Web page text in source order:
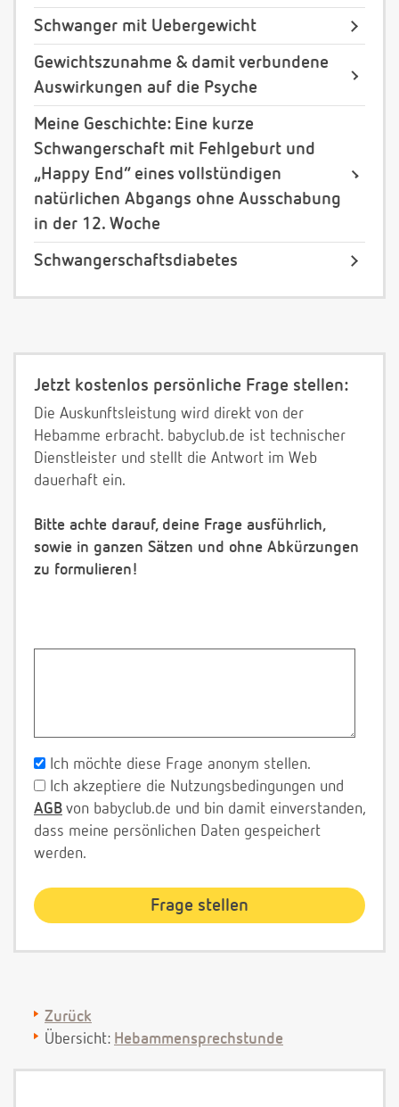
Schwanger mit Uebergewicht
Gewichtszunahme & damit verbundene
Auswirkungen auf die Psyche
Meine Geschichte: Eine kurze
Schwangerschaft mit Fehlgeburt und
„Happy End“ eines vollstündigen
natürlichen Abgangs ohne Ausschabung
in der 12. Woche
Schwangerschaftsdiabetes
Jetzt kostenlos persönliche Frage stellen:
Die Auskunftsleistung wird direkt von der
Hebamme erbracht. babyclub.de ist technischer
Dienstleister und stellt die Antwort im Web
dauerhaft ein.
Bitte achte darauf, deine Frage ausführlich,
sowie in ganzen Sätzen und ohne Abkürzungen
zu formulieren!
Ich möchte diese Frage anonym stellen.
Ich akzeptiere die Nutzungsbedingungen und
AGB von babyclub.de und bin damit einverstanden,
dass meine persönlichen Daten gespeichert
werden.
Zurück
Übersicht: Hebammensprechstunde